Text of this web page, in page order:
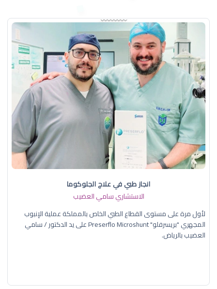
انجاز طبي في علاج الجلوكوما
الاستشاري سامي العضيب
لأول مرة على مستوى القطاع الطبي الخاص بالمملكة عملية الإنبوب
المجهري "بريسرفلو" Preserflo Microshunt على يد الدكتور / سامي
العضيب بالرياض.